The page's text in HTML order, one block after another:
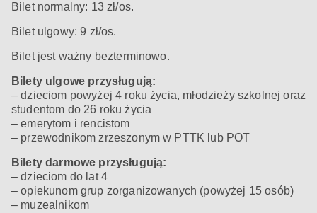
Bilet normalny: 13 zł/os.
Bilet ulgowy: 9 zł/os.
Bilet jest ważny bezterminowo.
Bilety ulgowe przysługują:
– dzieciom powyżej 4 roku życia, młodzieży szkolnej oraz
studentom do 26 roku życia
– emerytom i rencistom
– przewodnikom zrzeszonym w PTTK lub POT
Bilety darmowe przysługują:
– dzieciom do lat 4
– opiekunom grup zorganizowanych (powyżej 15 osób)
– muzealnikom